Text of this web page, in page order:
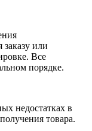
заказу или
Все
порядке.
недостатках в
товара.